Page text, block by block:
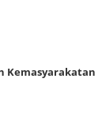
Kemasyarakatan